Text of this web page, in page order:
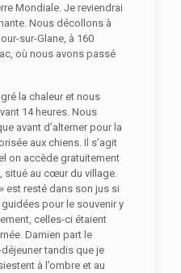
Mondiale. Je reviendrai
Nous décollons à
sur-Glane, à 160
où nous avons passé
la chaleur et nous
14 heures. Nous
avant d’alterner pour la
aux chiens. Il s’agit
on accède gratuitement
situé au cœur du village.
est resté dans son jus si
pour le souvenir y
celles-ci étaient
Damien part le
tandis que je
à l’ombre et au